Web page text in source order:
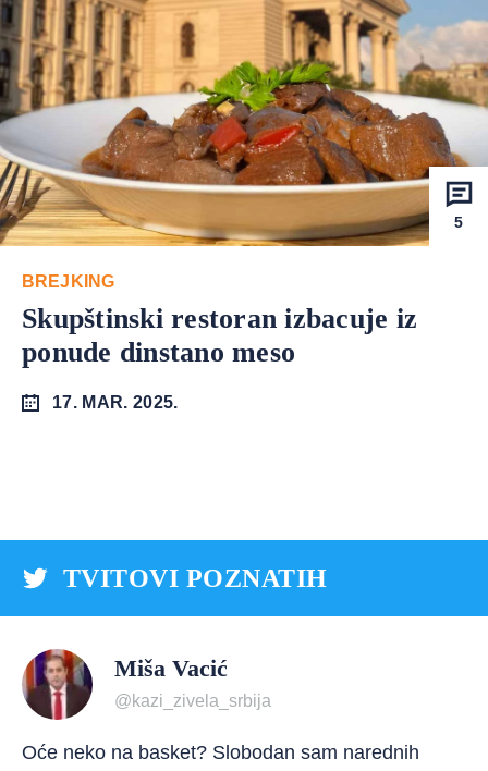
5
BREJKING
Skupštinski restoran izbacuje iz
ponude dinstano meso
17. MAR. 2025.
TVITOVI POZNATIH
Miša Vacić
@kazi_zivela_srbija
Oće neko na basket? Slobodan sam narednih